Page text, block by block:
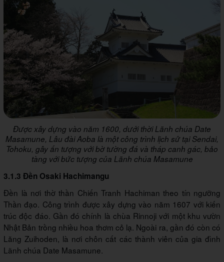
Được xây dựng vào năm 1600, dưới thời Lãnh chúa Date
Masamune, Lâu đài Aoba là một công trình lịch sử tại Sendai,
Tohoku, gây ấn tượng với bờ tường đá và tháp canh gác, bảo
tàng với bức tượng của Lãnh chúa Masamune
3.1.3 Đền Osaki Hachimangu
Đền là nơi thờ thần Chiến Tranh Hachiman theo tín ngưỡng
Thần đạo. Công trình được xây dựng vào năm 1607 với kiến
trúc độc đáo. Gần đó chính là chùa Rinnoji với một khu vườn
Nhật Bản trồng nhiều hoa thơm cỏ lạ. Ngoài ra, gần đó còn có
Lăng Zuihoden, là nơi chôn cất các thành viên của gia đình
Lãnh chúa Date Masamune.